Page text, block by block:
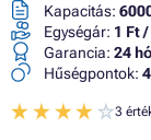
Kapacitás:
Egységár: 1 Ft
Garancia: 24
Hűségpontok:
3